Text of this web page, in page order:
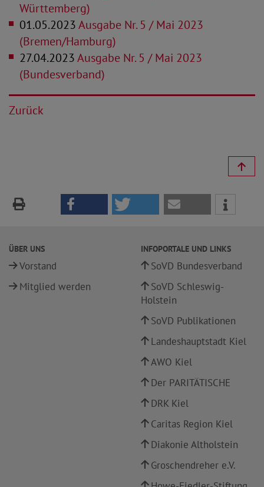
Württemberg)
01.05.2023Ausgabe Nr. 5 / Mai 2023
(Bremen/Hamburg)
27.04.2023Ausgabe Nr. 5 / Mai 2023
(Bundesverband)
Zurück
ÜBER UNS
Vorstand
Mitglied werden
INFOPORTALE UND LINKS
SoVD Bundesverband
SoVD Schleswig-
Holstein
SoVD Publikationen
Landeshauptstadt Kiel
AWO Kiel
Der PARITÄTISCHE
DRK Kiel
Caritas Region Kiel
Diakonie Altholstein
Groschendreher e.V.